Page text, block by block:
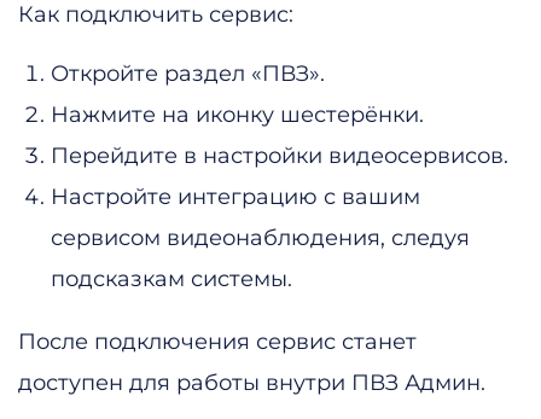
Как подключить сервис:
Откройте раздел «ПВЗ».
Нажмите на иконку шестерёнки.
Перейдите в настройки видеосервисов.
Настройте интеграцию с вашим
сервисом видеонаблюдения, следуя
подсказкам системы.
После подключения сервис станет
доступен для работы внутри ПВЗ Админ.